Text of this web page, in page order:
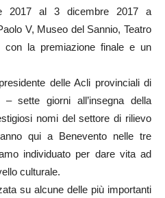
2017 al 3 dicembre 2017 a
V, Museo del Sannio, Teatro
la premiazione finale e un
delle Acli provinciali di
– sette giorni all’insegna della
nomi del settore di rilievo
qui a Benevento nelle tre
individuato per dare vita ad
culturale.
su alcune delle più importanti